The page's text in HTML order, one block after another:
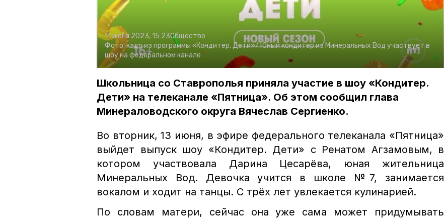
11 июня 2023, 15:23Общество
Фото:кадр из программы «Кондитер. Дети»/Юный кондитер из Минеральных Вод участвует в
шоу на федеральном канале
Школьница со Ставрополья приняла участие в шоу «Кондитер.
Дети» на телеканале «Пятница». Об этом сообщил глава
Минераловодского округа Вячеслав Сергиенко.
Во вторник, 13 июня, в эфире федерального телеканала «Пятница»
выйдет выпуск шоу «Кондитер. Дети» с Ренатом Агзамовым, в
котором участвовала Дарина Цесарёва, юная жительница
Минеральных Вод. Девочка учится в школе №7, занимается
вокалом и ходит на танцы. С трёх лет увлекается кулинарией.
По словам матери, сейчас она уже сама может придумывать